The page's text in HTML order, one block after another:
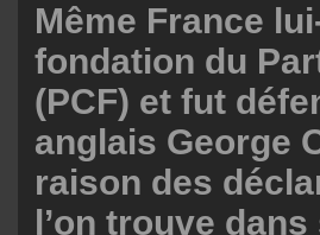
Même France
fondation du
(PCF) et fut
anglais George
raison des
l’on trouve